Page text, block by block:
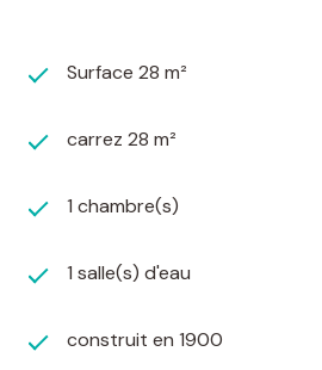
Surface 28 m²
carrez 28 m²
1 chambre(s)
1 salle(s) d'eau
construit en 1900